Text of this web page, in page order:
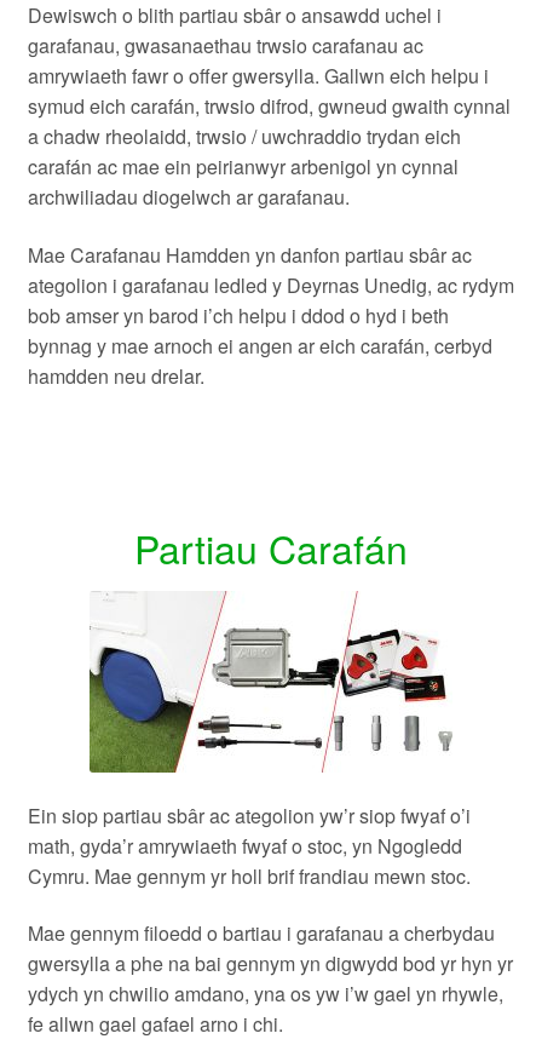
Dewiswch o blith partiau sbâr o ansawdd uchel i
garafanau, gwasanaethau trwsio carafanau ac
amrywiaeth fawr o offer gwersylla. Gallwn eich helpu i
symud eich carafán, trwsio difrod, gwneud gwaith cynnal
a chadw rheolaidd, trwsio / uwchraddio trydan eich
carafán ac mae ein peirianwyr arbenigol yn cynnal
archwiliadau diogelwch ar garafanau.
Mae Carafanau Hamdden yn danfon partiau sbâr ac
ategolion i garafanau ledled y Deyrnas Unedig, ac rydym
bob amser yn barod i’ch helpu i ddod o hyd i beth
bynnag y mae arnoch ei angen ar eich carafán, cerbyd
hamdden neu drelar.
Partiau Carafán
Ein siop partiau sbâr ac ategolion yw’r siop fwyaf o’i
math, gyda’r amrywiaeth fwyaf o stoc, yn Ngogledd
Cymru. Mae gennym yr holl brif frandiau mewn stoc.
Mae gennym filoedd o bartiau i garafanau a cherbydau
gwersylla a phe na bai gennym yn digwydd bod yr hyn yr
ydych yn chwilio amdano, yna os yw i’w gael yn rhywle,
fe allwn gael gafael arno i chi.